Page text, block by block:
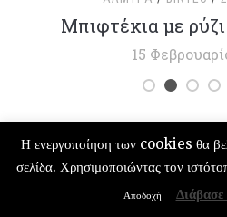
Μπιφτέκια με
15
COPYRIGHT © 2026 ΓΛΥΚΌ ΑΛΜΥΡΌ |
Η ενεργοποίηση των cookies θα
σελίδα. Χρησιμοποιώντας τον
Αποδοχή Διάβασε